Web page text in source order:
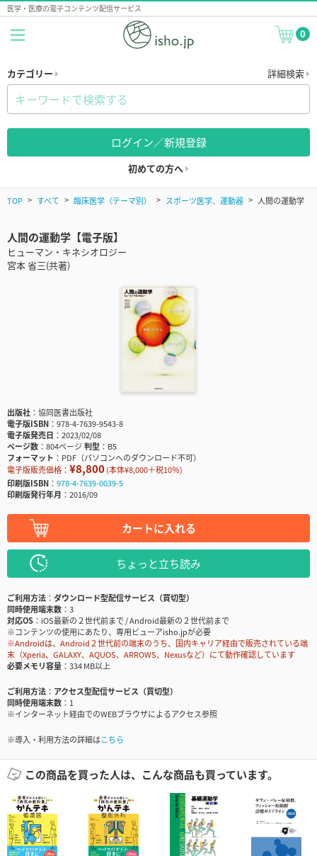
医学・医療の電子コンテンツ配信サービス
0
カテゴリー 詳細検索
ログイン／新規登録
初めての方へ
TOP すべて 臨床医学（テーマ別） スポーツ医学、運動器 人間の運動学
人間の運動学【電子版】
ヒューマン・キネシオロジー
宮本 省三(共著)
出版社
協同医書出版社
電子版ISBN
978-4-7639-9543-8
電子版発売日
2023/02/08
ページ数
804ページ判型
B5
フォーマット
PDF（パソコンへのダウンロード不可）
電子版販売価格： ¥8,800(本体¥8,000＋税10％)
印刷版ISBN
978-4-7639-0039-5
印刷版発行年月
2016/09
カートに入れる
ちょっと立ち読み
ご利用方法
ダウンロード型配信サービス（買切型）
同時使用端末数
3
対応OS
iOS最新の２世代前まで / Android最新の２世代前まで
※コンテンツの使用にあたり、専用ビューアisho.jpが必要
※Androidは、Android２世代前の端末のうち、国内キャリア経由で販売されている端
末（Xperia、GALAXY、AQUOS、ARROWS、Nexusなど）にて動作確認しています
必要メモリ容量
334 MB以上
ご利用方法
アクセス型配信サービス（買切型）
同時使用端末数
1
※インターネット経由でのWEBブラウザによるアクセス参照
※導入・利用方法の詳細はこちら
この商品を買った人は、こんな商品も買っています。